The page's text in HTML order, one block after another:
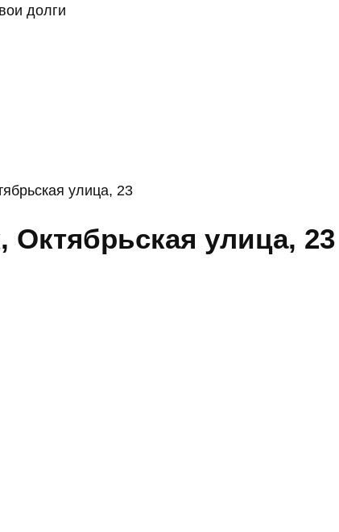
долги
улица, 23
улица, 23